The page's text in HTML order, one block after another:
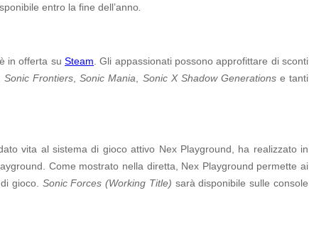
entro la fine dell’anno
in offerta suSteam . Gli appassionati possono approfittare di sconti
,Sonic Frontiers ,Sonic Mania Sonic X Shadow Generationse tanti
vita al sistema di gioco attivo Nex Playground, ha realizzato in
Come mostrato nella diretta, Nex Playground permette ai
gioco. Sonic Forces (Working Title) sarà disponibile sulle console